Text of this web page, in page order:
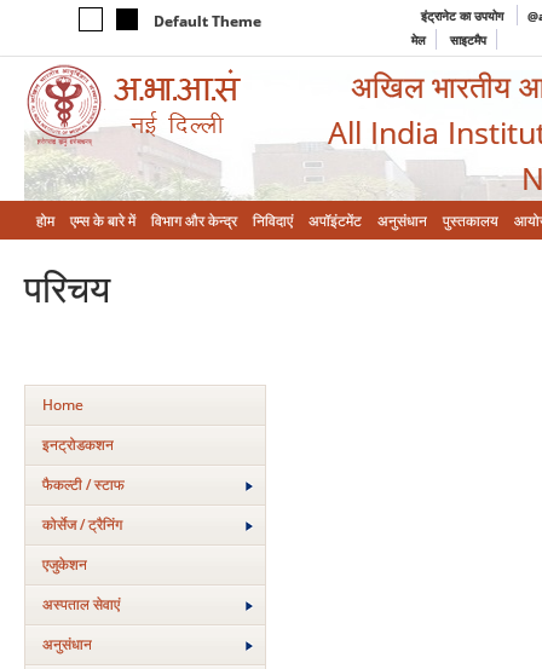
Default Theme इंट्रानेट का उपयोग
मेल
साइटमैप
अखिल भारतीय
All India
होम एम्‍स के बारे में विभाग और केन्‍द्र निविदाएं अपॉइंटमेंट अनुसंधान पुस्तकालय
परिचय
Home
इनट्रोडकशन
फैकल्टी / स्टाफ
कोर्सेज / ट्रैनिंग
एजुकेशन
अस्‍पताल सेवाएं
अनुसंधान